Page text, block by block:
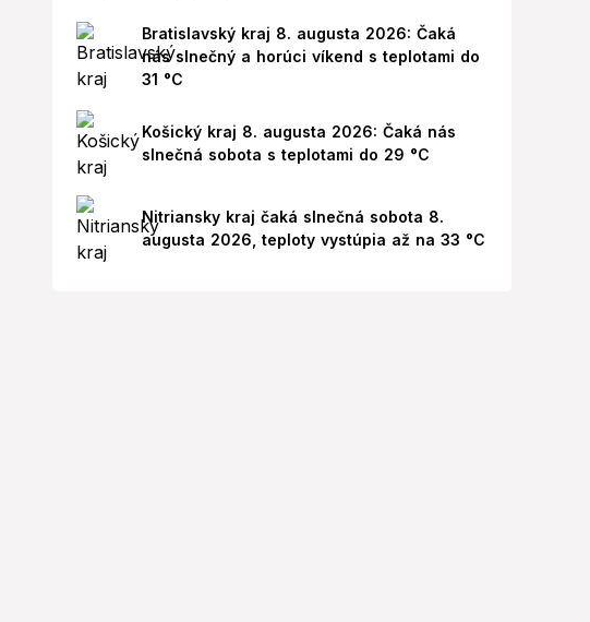
Bratislavský kraj 8. augusta 2026: Čaká
nás slnečný a horúci víkend s teplotami do
31 °C
Košický kraj 8. augusta 2026: Čaká nás
slnečná sobota s teplotami do 29 °C
Nitriansky kraj čaká slnečná sobota 8.
augusta 2026, teploty vystúpia až na 33 °C